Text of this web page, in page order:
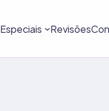
Especiais Revisões